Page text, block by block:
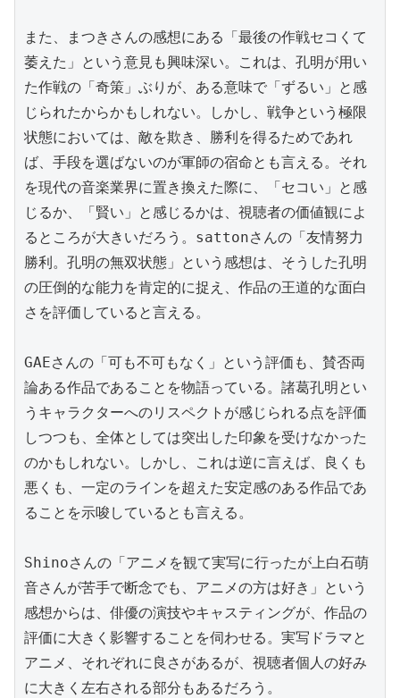
また、まつきさんの感想にある「最後の作戦セコくて
萎えた」という意見も興味深い。これは、孔明が用い
た作戦の「奇策」ぶりが、ある意味で「ずるい」と感
じられたからかもしれない。しかし、戦争という極限
状態においては、敵を欺き、勝利を得るためであれ
ば、手段を選ばないのが軍師の宿命とも言える。それ
を現代の音楽業界に置き換えた際に、「セコい」と感
じるか、「賢い」と感じるかは、視聴者の価値観によ
るところが大きいだろう。sattonさんの「友情努力
勝利。孔明の無双状態」という感想は、そうした孔明
の圧倒的な能力を肯定的に捉え、作品の王道的な面白
さを評価していると言える。
GAEさんの「可も不可もなく」という評価も、賛否両
論ある作品であることを物語っている。諸葛孔明とい
うキャラクターへのリスペクトが感じられる点を評価
しつつも、全体としては突出した印象を受けなかった
のかもしれない。しかし、これは逆に言えば、良くも
悪くも、一定のラインを超えた安定感のある作品であ
ることを示唆しているとも言える。
Shinoさんの「アニメを観て実写に行ったが上白石萌
音さんが苦手で断念でも、アニメの方は好き」という
感想からは、俳優の演技やキャスティングが、作品の
評価に大きく影響することを伺わせる。実写ドラマと
アニメ、それぞれに良さがあるが、視聴者個人の好み
に大きく左右される部分もあるだろう。